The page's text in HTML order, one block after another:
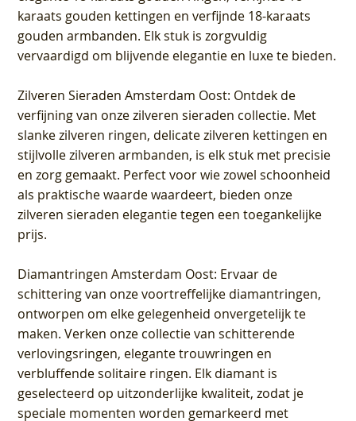
karaats gouden kettingen en verfijnde 18-karaats
gouden armbanden. Elk stuk is zorgvuldig
vervaardigd om blijvende elegantie en luxe te bieden.
Zilveren Sieraden Amsterdam Oost: Ontdek de
verfijning van onze zilveren sieraden collectie. Met
slanke zilveren ringen, delicate zilveren kettingen en
stijlvolle zilveren armbanden, is elk stuk met precisie
en zorg gemaakt. Perfect voor wie zowel schoonheid
als praktische waarde waardeert, bieden onze
zilveren sieraden elegantie tegen een toegankelijke
prijs.
Diamantringen Amsterdam Oost: Ervaar de
schittering van onze voortreffelijke diamantringen,
ontworpen om elke gelegenheid onvergetelijk te
maken. Verken onze collectie van schitterende
verlovingsringen, elegante trouwringen en
verbluffende solitaire ringen. Elk diamant is
geselecteerd op uitzonderlijke kwaliteit, zodat je
speciale momenten worden gemarkeerd met